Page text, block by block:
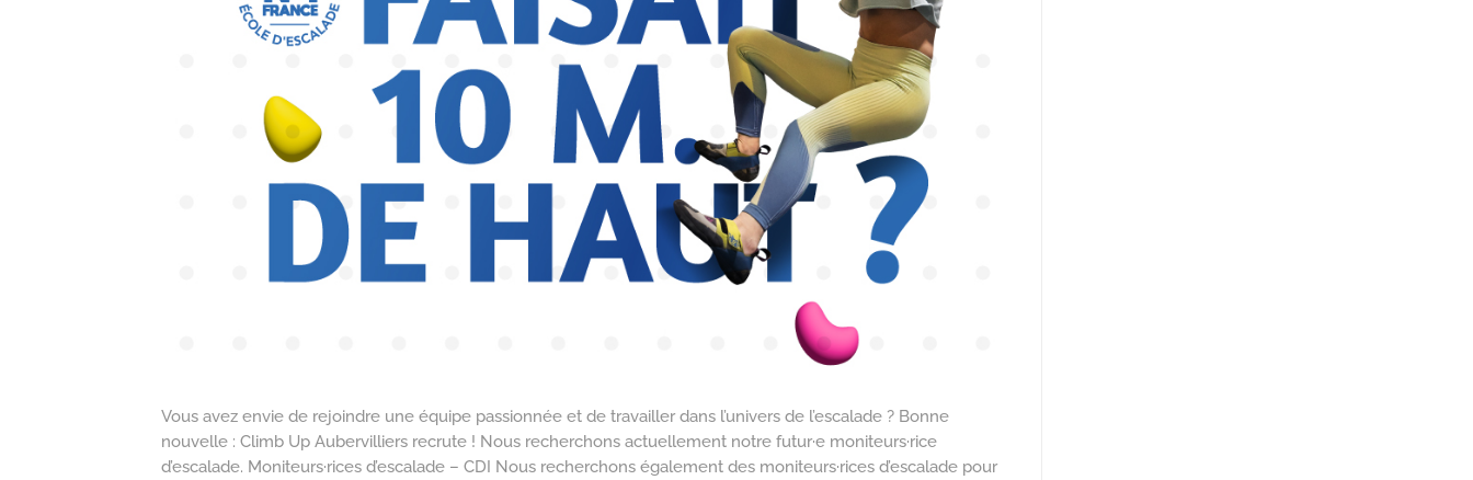
Vous avez envie de rejoindre une équipe passionnée et de travailler dans l’univers de l’escalade ? Bonne
nouvelle : Climb Up Aubervilliers recrute ! Nous recherchons actuellement notre futur·e moniteurs·rice
d’escalade. Moniteurs·rices d’escalade – CDI Nous recherchons également des moniteurs·rices d’escalade pour